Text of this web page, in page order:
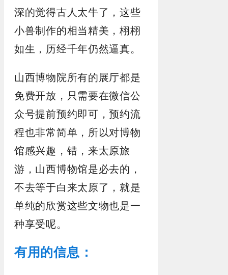
深的觉得古人太牛了，这些
小兽制作的相当精美，栩栩
如生，历经千年仍然逼真。
山西博物院所有的展厅都是
免费开放，只需要在微信公
众号提前预约即可，预约流
程也非常简单，所以对博物
馆感兴趣，错，来太原旅
游，山西博物馆是必去的，
不去等于白来太原了，就是
单纯的欣赏这些文物也是一
种享受呢。
有用的信息：